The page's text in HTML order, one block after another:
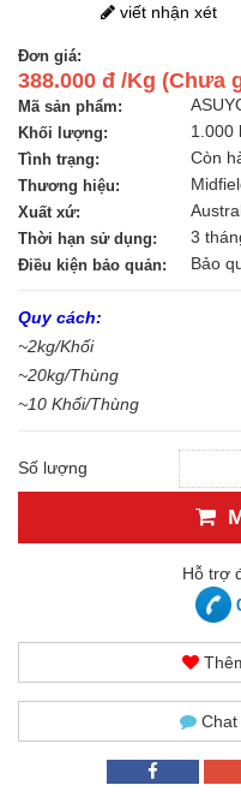
viết nhận xét
Đơn giá:
388.000 đ /Kg (Chưa
Mã sản phẩm:
Khối lượng: 1.000
Tình trạng: Còn
Thương hiệu:
Xuất xứ:
Thời hạn sử dụng: 3
Điều kiện bảo quản: Bảo
Quy cách:
~2kg/Khối
~20kg/Thùng
~10 Khối/Thùng
Số lượng
Hỗ trợ
Chat